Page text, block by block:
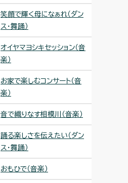
笑顔で輝く母になぁれ（ダン
ス・舞踊）
オイヤマヨシキセッション（音
楽）
お家で楽しむコンサート（音
楽）
音で織りなす相模川（音楽）
踊る楽しさを伝えたい（ダン
ス・舞踊）
おもひで（音楽）